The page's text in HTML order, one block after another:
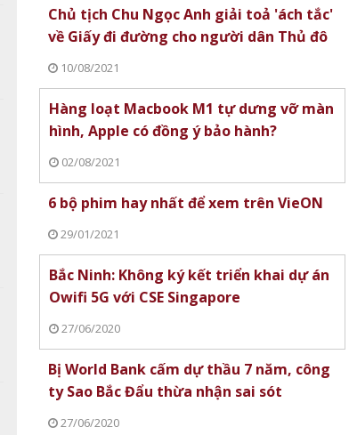
Chủ tịch Chu Ngọc Anh giải toả 'ách tắc'
về Giấy đi đường cho người dân Thủ đô
10/08/2021
Hàng loạt Macbook M1 tự dưng vỡ màn
hình, Apple có đồng ý bảo hành?
02/08/2021
6 bộ phim hay nhất để xem trên VieON
29/01/2021
Bắc Ninh: Không ký kết triển khai dự án
Owifi 5G với CSE Singapore
27/06/2020
Bị World Bank cấm dự thầu 7 năm, công
ty Sao Bắc Đẩu thừa nhận sai sót
27/06/2020